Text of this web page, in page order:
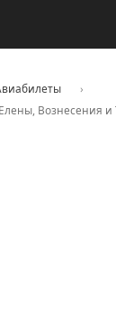
›
Вознесения и